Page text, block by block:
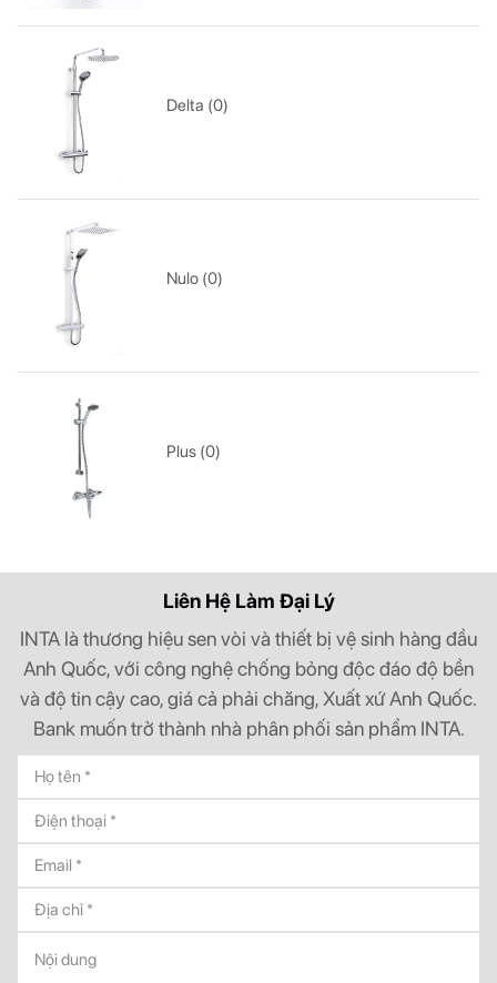
Delta (0)
Nulo (0)
Plus (0)
Liên Hệ Làm Đại Lý
INTA là thương hiệu sen vòi và thiết bị vệ sinh hàng đầu
Anh Quốc, với công nghệ chống bỏng độc đáo độ bền
và độ tin cậy cao, giá cả phải chăng, Xuất xứ Anh Quốc.
Bank muốn trở thành nhà phân phối sản phẩm INTA.